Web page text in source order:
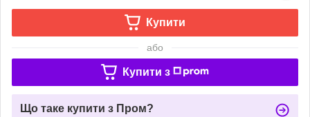
Купити
або
Купити з
Що таке купити з Пром?